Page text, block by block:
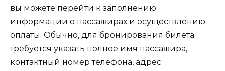
вы можете перейти к заполнению
информации о пассажирах и осуществлению
оплаты. Обычно, для бронирования билета
требуется указать полное имя пассажира,
контактный номер телефона, адрес